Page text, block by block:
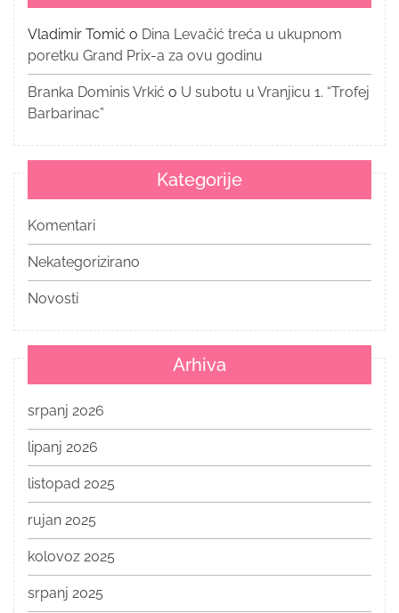
Vladimir Tomić o Dina Levačić treća u ukupnom
poretku Grand Prix-a za ovu godinu
Branka Dominis Vrkić o U subotu u Vranjicu 1. “Trofej
Barbarinac”
Kategorije
Komentari
Nekategorizirano
Novosti
Arhiva
srpanj 2026
lipanj 2026
listopad 2025
rujan 2025
kolovoz 2025
srpanj 2025